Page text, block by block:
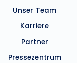
Unser Team
Karriere
Partner
Pressezentrum